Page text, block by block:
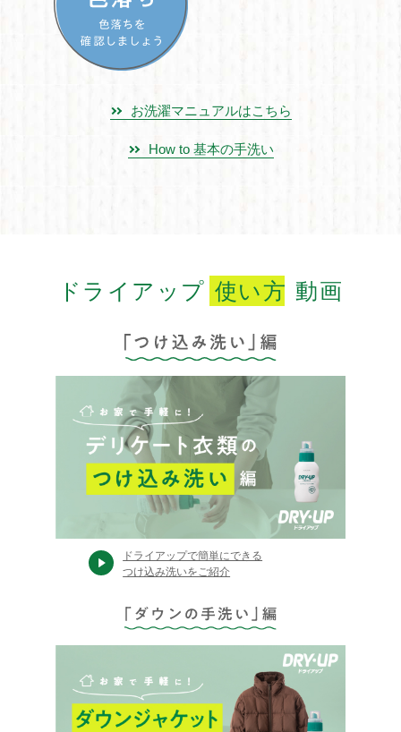
お洗濯マニュアルはこちら
How to 基本の手洗い
ドライアップ 使い方 動画
ドライアップで簡単にできる
つけ込み洗いをご紹介